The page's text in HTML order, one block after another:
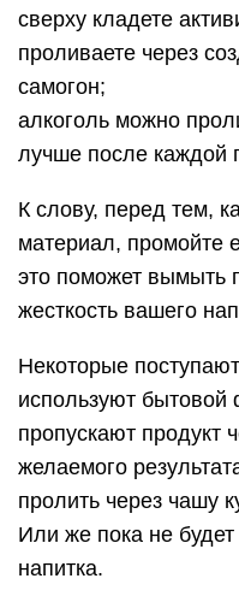
сверху кладете
проливаете через
самогон;
алкоголь можно
лучше после каждой
К слову, перед тем,
материал, промойте
это поможет вымыть
жесткость вашего
Некоторые
используют бытовой
пропускают продукт
желаемого
пролить через чашу
Или же пока не
напитка.